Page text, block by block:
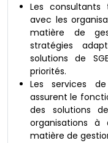
Les consultants
avec les
matière de
stratégies
solutions de
priorités.
Les services
assurent le
des solutions
organisations à
matière de